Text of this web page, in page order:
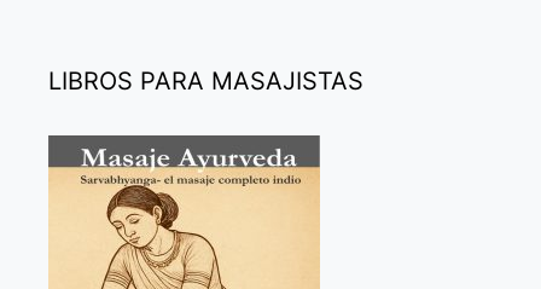
LIBROS PARA MASAJISTAS